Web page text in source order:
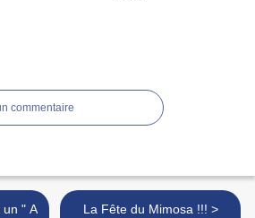
commentaire
La Fête du Mimosa !!! >